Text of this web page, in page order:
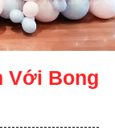
Với Bong